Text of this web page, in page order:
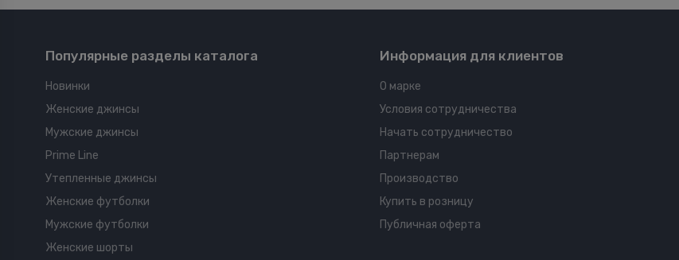
Популярные разделы каталога
Новинки
Женские джинсы
Мужские джинсы
Prime Line
Утепленные джинсы
Женские футболки
Мужские футболки
Женские шорты
Информация для клиентов
О марке
Условия сотрудничества
Начать сотрудничество
Партнерам
Производство
Купить в розницу
Публичная оферта